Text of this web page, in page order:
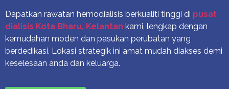
Dapatkan rawatan hemodialisis berkualiti tinggi di pusat
dialisis Kota Bharu, Kelantan kami, lengkap dengan
kemudahan moden dan pasukan perubatan yang
berdedikasi. Lokasi strategik ini amat mudah diakses demi
keselesaan anda dan keluarga.